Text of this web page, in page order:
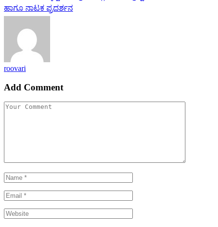
ಹಾಗೂ ನಾಟಕ ಪ್ರದರ್ಶನ
roovari
Add Comment